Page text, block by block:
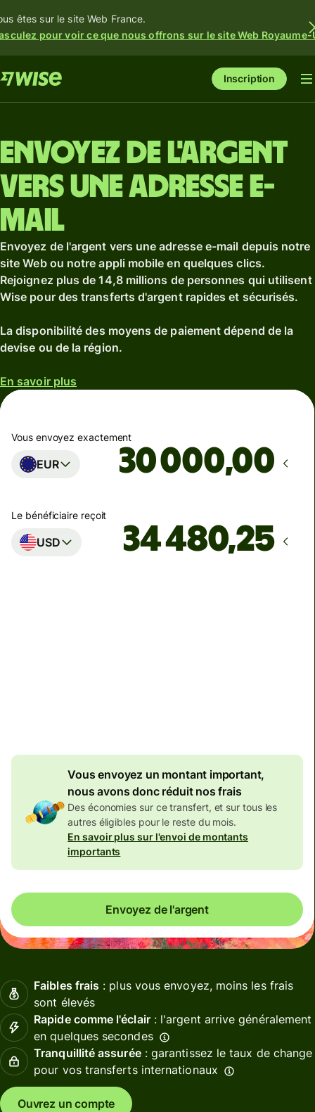
êtes sur le site Web France.
pour voir ce que nous offrons sur le site Web Royaume-
Inscription
Envoyez de l'argent
vers une adresse e-
mail
Envoyez de l'argent vers une adresse e-mail depuis notre
site Web ou notre appli mobile en quelques clics.
Rejoignez plus de 14,8 millions de personnes qui utilisent
Wise pour des transferts d'argent rapides et sécurisés.
La disponibilité des moyens de paiement dépend de la
devise ou de la région.
En savoir plus
Vous envoyez exactement
EUR ,00
Le bénéficiaire reçoit
USD
Vous envoyez un montant important,
nous avons donc réduit nos frais
Des économies sur ce transfert, et sur tous les
autres éligibles pour le reste du mois.
En savoir plus sur l'envoi de montants
importants
Envoyez de l'argent
Faibles frais : plus vous envoyez, moins les frais
sont élevés
Rapide comme l'éclair: l'argent arrive généralement
en quelques secondes
Tranquillité assurée: garantissez le taux de change
pour vos transferts internationaux
Ouvrez un compte